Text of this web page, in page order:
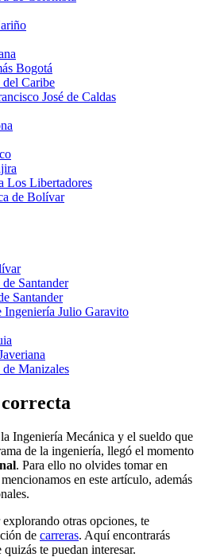
Bogotá
Caribe
José de Caldas
Los Libertadores
de Bolívar
Santander
Santander
Ingeniería Julio Garavito
Manizales
Ingeniería Mecánica y el sueldo que
de la ingeniería, llegó el momento
. Para ello no olvides tomar en
en este artículo, además
otras opciones, te
de carreras. Aquí encontrarás
te puedan interesar.